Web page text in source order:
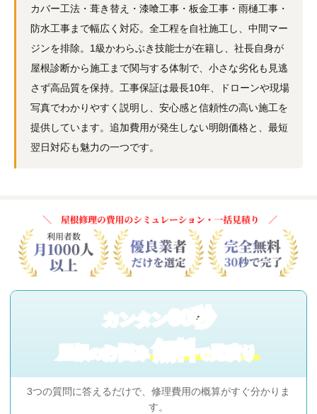
カバー工法・葺き替え・漆喰工事・板金工事・雨樋工事・
防水工事まで幅広く対応。全工程を自社施工し、中間マー
ジンを排除。1級かわらぶき技能士が在籍し、社長自身が
屋根診断から施工まで関与する体制で、小さな劣化も見逃
さず高品質を保持。工事保証は最長10年、ドローンや現場
写真でわかりやすく説明し、安心感と信頼性の高い施工を
提供しています。追加費用が発生しない明朗価格と、最短
翌日対応も魅力の一つです。
カンタン60秒
屋根 の お悩み無料で見積り
3つの質問に答えるだけで、修理費用の概算がすぐ分かりま
す。